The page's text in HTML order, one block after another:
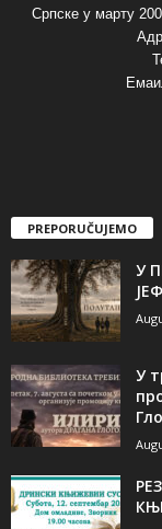
Српске у марту
PREPORUČUJEMO
У
У